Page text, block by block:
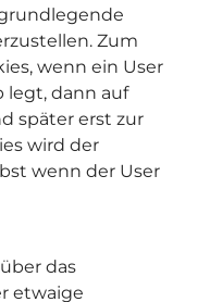
Zum
wenn ein User
legt, dann auf
später erst zur
wird der
wenn der User
das
etwaige